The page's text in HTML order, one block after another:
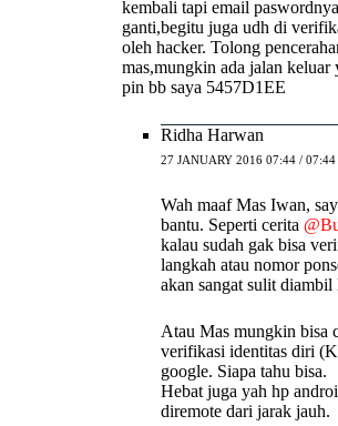
kembali tapi email
ganti,begitu juga udh di
oleh hacker. Tolong
mas,mungkin ada jalan keluar
pin bb saya 5457D1EE
Ridha Harwan
27 JANUARY 2016 07:44 / 07:44
Wah maaf Mas Iwan,
bantu. Seperti cerita
kalau sudah gak bisa
langkah atau nomor
akan sangat sulit diambil
Atau Mas mungkin bisa
verifikasi identitas diri
google. Siapa tahu bisa.
Hebat juga yah hp
diremote dari jarak jauh.